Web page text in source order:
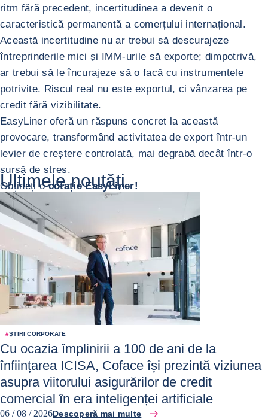
ritm fără precedent, incertitudinea a devenit o
caracteristică permanentă a comerțului internațional.
Această incertitudine nu ar trebui să descurajeze
întreprinderile mici și IMM-urile să exporte; dimpotrivă,
ar trebui să le încurajeze să o facă cu instrumentele
potrivite. Riscul real nu este exportul, ci vânzarea pe
credit fără vizibilitate.
EasyLiner oferă un răspuns concret la această
provocare, transformând activitatea de export într-un
levier de creștere controlată, mai degrabă decât într-o
sursă de stres.
Obțineți ocotație EasyLiner!
Ultimele noutăți
#ȘTIRI CORPORATE
Cu ocazia împlinirii a 100 de ani de la
înființarea ICISA, Coface își prezintă viziunea
asupra viitorului asigurărilor de credit
comercial în era inteligenței artificiale
06 / 08 / 2026Descoperă mai multe